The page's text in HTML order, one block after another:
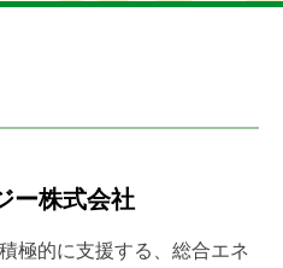
ー株式会社
極的に支援する、総合エネ